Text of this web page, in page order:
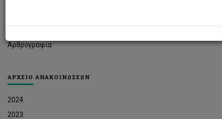
Αρθρογραφία
ΑΡΧΕΙΟ ΑΝΑΚΟΙΝΩΣΕΩΝ
2024
2023